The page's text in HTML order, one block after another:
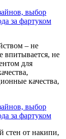
– не
впитывается, не
для
качества,
стен от накипи,